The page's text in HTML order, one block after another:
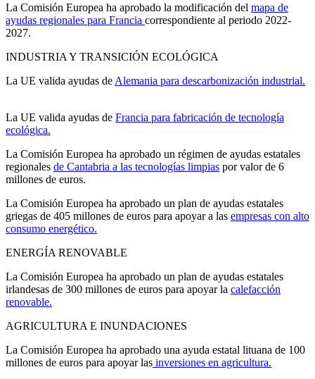
La Comisión Europea ha aprobado la modificación del mapa de
ayudas regionales para Francia correspondiente al periodo 2022-
2027.
INDUSTRIA Y TRANSICIÓN ECOLÓGICA
La UE valida ayudas de Alemania para descarbonización industrial.
La UE valida ayudas de Francia para fabricación de tecnología
ecológica.
La Comisión Europea ha aprobado un régimen de ayudas estatales
regionales de Cantabria a las tecnologías limpias por valor de 6
millones de euros.
La Comisión Europea ha aprobado un plan de ayudas estatales
griegas de 405 millones de euros para apoyar a las empresas con alto
consumo energético.
ENERGÍA RENOVABLE
La Comisión Europea ha aprobado un plan de ayudas estatales
irlandesas de 300 millones de euros para apoyar la calefacción
renovable.
AGRICULTURA E INUNDACIONES
La Comisión Europea ha aprobado una ayuda estatal lituana de 100
millones de euros para apoyar las inversiones en agricultura.